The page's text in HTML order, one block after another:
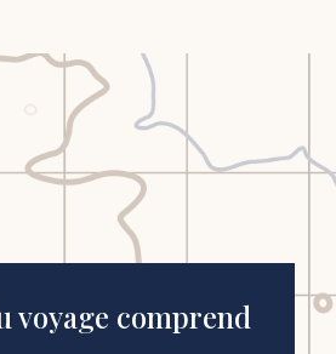
voyage comprend